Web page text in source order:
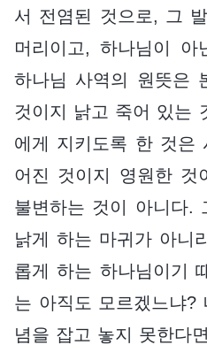
서 전염된 것으로, 그
머리이고, 하나님이 아
하나님 사역의 원뜻은
것이지 낡고 죽어 있는
에게 지키도록 한 것은
어진 것이지 영원한 것
불변하는 것이 아니다.
낡게 하는 마귀가 아니
롭게 하는 하나님이기
는 아직도 모르겠느냐?
념을 잡고 놓지 못한다